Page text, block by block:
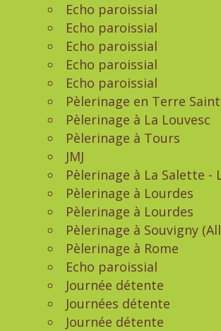
Echo paroissial
Echo paroissial
Echo paroissial
Echo paroissial
Echo paroissial
Pèlerinage en Terre
Pèlerinage à La Louvesc
Pèlerinage à Tours
JMJ
Pèlerinage à La Salette -
Pèlerinage à Lourdes
Pèlerinage à Lourdes
Pèlerinage à Souvigny
Pèlerinage à Rome
Echo paroissial
Journée détente
Journées détente
Journée détente